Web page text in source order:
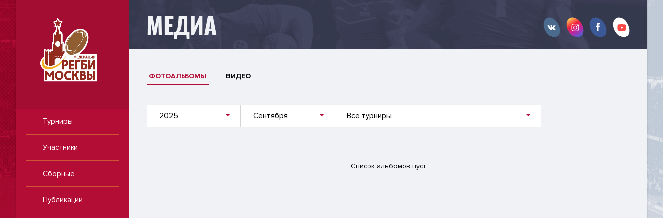
Турниры
Участники
Сборные
Публикации
МЕДИА
ФОТОАЛЬБОМЫ ВИДЕО
2025 Сентября Все турниры
Список альбомов пуст